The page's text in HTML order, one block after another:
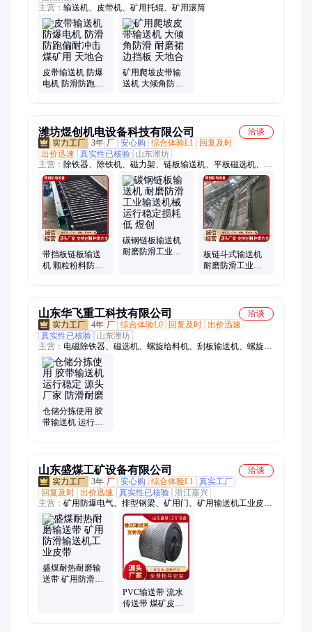
主营： 输送机、皮带机、矿用托辊、矿用滚筒
皮带输送机 防爆
电机 防滑防跑偏
矿用爬坡皮带输
送机 大倾角防滑
潍坊煜创机电设备科技有限公司
洽谈
3年 厂 安心购 综合体验L1
回复及时
出价迅速
真实性已核验
山东潍坊
主营： 除铁器、除铁机、磁力架、链板输送机、平板磁选机、磁
性过滤器、自动除铁器、自动配料系统
带挡板链板输送
机 颗粒粉料防滑
碳钢链板输送机
耐磨防滑工业输
板链斗式输送机
耐磨防滑工业输
山东华飞重工科技有限公司
洽谈
4年 厂 综合体验L0 回复及时 出价迅速
真实性已核验
山东潍坊
主营： 电磁除铁器、磁选机、螺旋给料机、刮板输送机、螺旋输
送机、皮带秤、管道除铁器、除铁器、滚筒筛
仓储分拣使用 胶
带输送机 运行稳
山东盛煤工矿设备有限公司
洽谈
3年 厂 安心购 综合体验L1
真实工厂
回复及时 出价迅速 真实性已核验 浙江嘉兴
主营： 矿用防爆电气、排型钢梁、矿用门、矿用输送机工业皮
带、支护设备、铁路道岔、矿用检测仪报警仪传感器、矿用救护
设备、矿用电子围栏、煤矿井下自动隔爆装置、蓄电池电机车、
锚杆钻机、单体液压支柱、无压风门、回柱绞车、喷浆机、隔爆
摄像仪、隔爆稳压电源、矿用本安型电磁阀、矿用气动工具
盛煤耐热耐磨输
送带 矿用防滑输
PVC输送带 流水
传送带 煤矿皮带